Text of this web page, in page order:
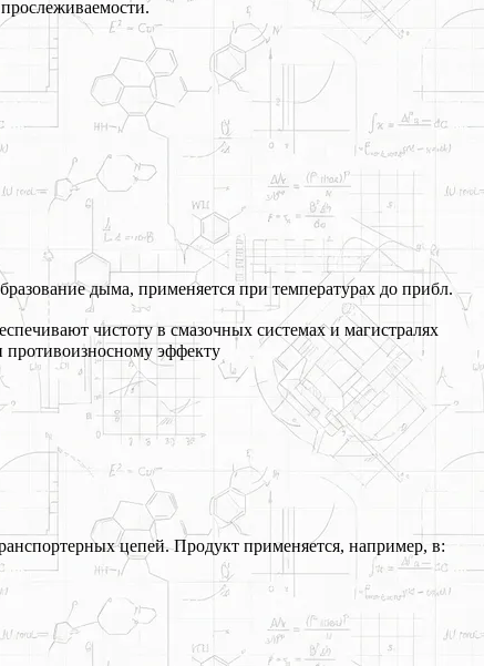
дыма, применяется при температурах до прибл.
чистоту в смазочных системах и магистралях
эффекту
цепей. Продукт применяется, например, в: